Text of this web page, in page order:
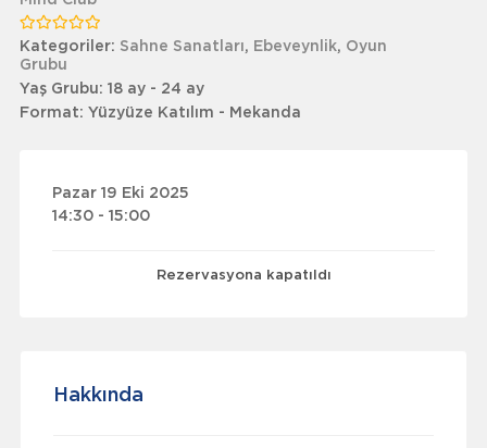
Kategoriler: Sahne Sanatları, Ebeveynlik, Oyun
Grubu
Yaş Grubu: 18 ay - 24 ay
Format: Yüzyüze Katılım - Mekanda
Pazar 19 Eki 2025
14:30 - 15:00
Rezervasyona kapatıldı
Hakkında